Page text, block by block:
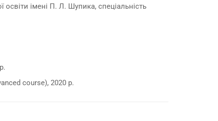
імені П. Л. Шупика, спеціальність
course), 2020 р.